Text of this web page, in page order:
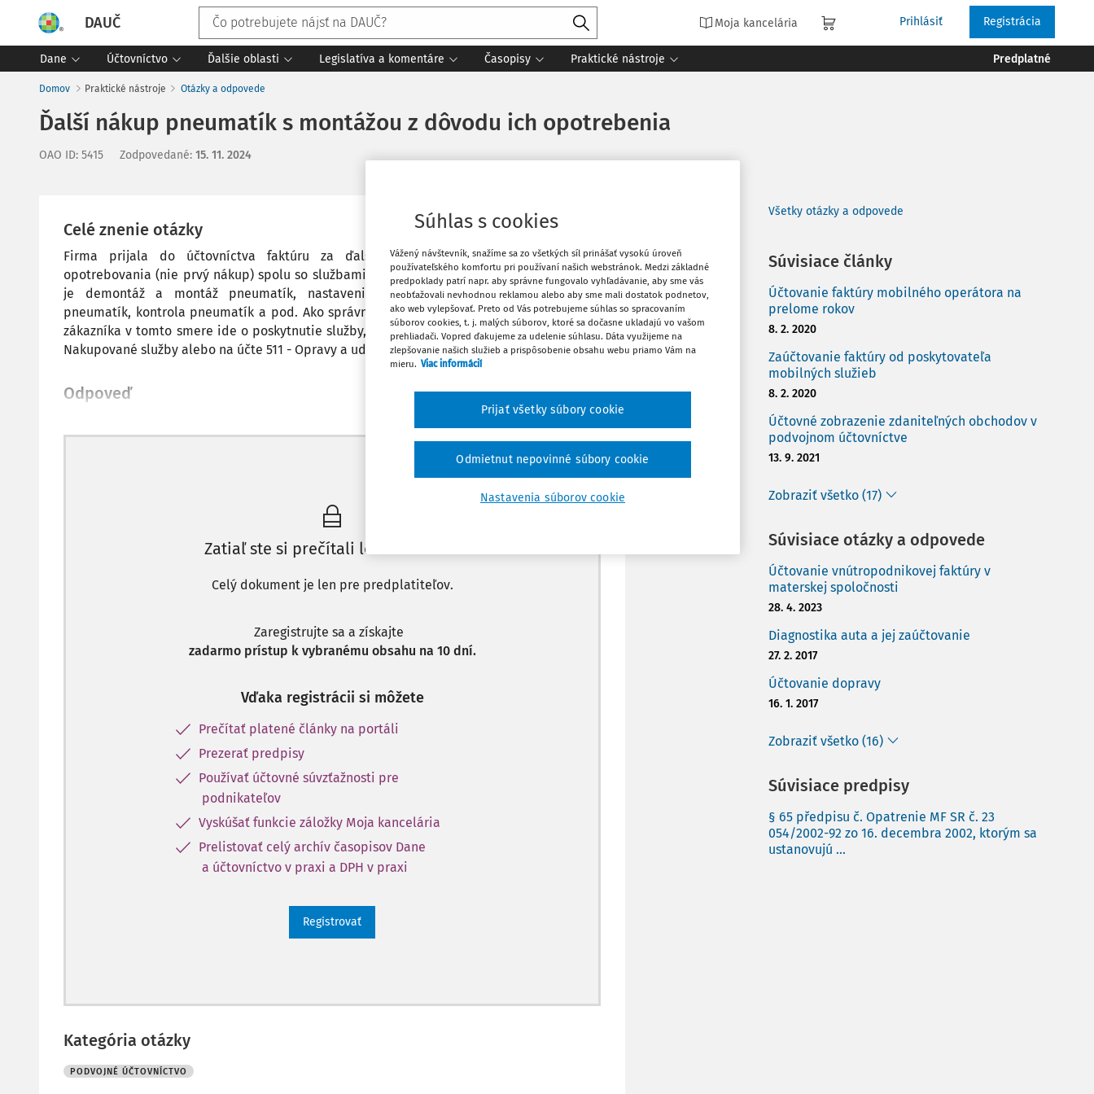
DAUČ Moja kancelária Prihlásiť Registrácia
Dane Účtovníctvo Ďalšie oblasti Legislatíva a komentáre Časopisy Praktické nástroje Predplatné
Domov Praktické nástroje Otázky a odpovede
Ďalší nákup pneumatík s montážou z dôvodu ich opotrebenia
OAO ID: 5415 Zodpovedané: 15. 11. 2024
Celé znenie otázky
Firma prijala do účtovníctva faktúru za ďalší nákup pneumatík z dôvodu ich
opotrebovania (nie prvý nákup) spolu so službami súvisiacich s výmenou pneumatík, ako
je demontáž a montáž pneumatík, nastavenie tlaku v pneumatikách, vyváženie
pneumatík, kontrola pneumatík a pod. Ako správne zaúčtovať prijatú faktúru? Z pohľadu
zákazníka v tomto smere ide o poskytnutie služby, ktorá sa účtuje na príslušný účet 518 –
Nakupované služby alebo na účte 511 - Opravy a udržiavanie?
Odpoveď
Máte predplatné? Prihláste sa
Zatiaľ ste si prečítali len začiatok...
Celý dokument je len pre predplatiteľov.
Zaregistrujte sa a získajte
zadarmo prístup k vybranému obsahu na 10 dní.
Vďaka registrácii si môžete
Prečítať platené články na portáli
Prezerať predpisy
Používať účtovné súvzťažnosti pre
podnikateľov
Vyskúšať funkcie záložky Moja kancelária
Prelistovať celý archív časopisov Dane
a účtovníctvo v praxi a DPH v praxi
Registrovať
Kategória otázky
PODVOJNÉ ÚČTOVNÍCTVO
Stiahnuť
Vytlačiť
Všetky otázky a odpovede
Súvisiace články
Účtovanie faktúry mobilného operátora na
prelome rokov
8. 2. 2020
Zaúčtovanie faktúry od poskytovateľa
mobilných služieb
8. 2. 2020
Účtovné zobrazenie zdaniteľných obchodov v
podvojnom účtovníctve
13. 9. 2021
Zobraziť všetko (17)
Súvisiace otázky a odpovede
Účtovanie vnútropodnikovej faktúry v
materskej spoločnosti
28. 4. 2023
Diagnostika auta a jej zaúčtovanie
27. 2. 2017
Účtovanie dopravy
16. 1. 2017
Zobraziť všetko (16)
Súvisiace predpisy
§ 65 předpisu č. Opatrenie MF SR č. 23
054/2002-92 zo 16. decembra 2002, ktorým sa
ustanovujú ...
Súhlas s cookies
Vážený návštevník, snažíme sa zo všetkých síl prinášať vysokú úroveň
používateľského komfortu pri používaní našich webstránok. Medzi základné
predpoklady patrí napr. aby správne fungovalo vyhľadávanie, aby sme vás
neobťažovali nevhodnou reklamou alebo aby sme mali dostatok podnetov,
ako web vylepšovať. Preto od Vás potrebujeme súhlas so spracovaním
súborov cookies, t. j. malých súborov, ktoré sa dočasne ukladajú vo vašom
prehliadači. Vopred ďakujeme za udelenie súhlasu. Dáta využijeme na
zlepšovanie našich služieb a prispôsobenie obsahu webu priamo Vám na
mieru. Viac informácií
Nastavenia súborov cookie
Odmietnut nepovinné súbory cookie
Prijať všetky súbory cookie